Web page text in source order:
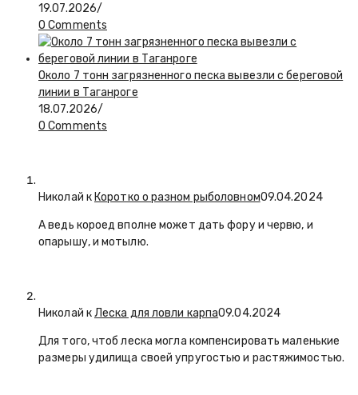
19.07.2026/
0 Comments
Около 7 тонн загрязненного песка вывезли с береговой
линии в Таганроге
18.07.2026/
0 Comments
Николай к Коротко о разном рыболовном09.04.2024
А ведь короед вполне может дать фору и червю, и
опарышу, и мотылю.
Николай кЛеска для ловли карпа09.04.2024
Для того, чтоб леска могла компенсировать маленькие
размеры удилища своей упругостью и растяжимостью.